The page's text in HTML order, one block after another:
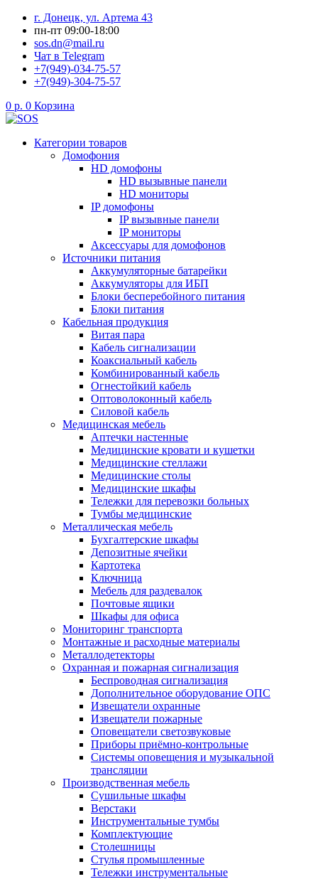
Перейти
содержимому
г. Донецк, ул. Артема 43
пн-пт 09:00-18:00
sos.dn@mail.ru
Чат в Telegram
+7(949)-034-75-57
+7(949)-304-75-57
0 р. 0 Корзина
Категории товаров
Домофония
HD домофоны
HD вызывные панели
HD мониторы
IP домофоны
IP вызывные панели
IP мониторы
Аксессуары для домофонов
Источники питания
Аккумуляторные батарейки
Аккумуляторы для ИБП
Блоки бесперебойного питания
Блоки питания
Кабельная продукция
Витая пара
Кабель сигнализации
Коаксиальный кабель
Комбинированный кабель
Огнестойкий кабель
Оптоволоконный кабель
Силовой кабель
Медицинская мебель
Аптечки настенные
Медицинские кровати и кушетки
Медицинские стеллажи
Медицинские столы
Медицинские шкафы
Тележки для перевозки больных
Тумбы медицинские
Металлическая мебель
Бухгалтерские шкафы
Депозитные ячейки
Картотека
Ключница
Мебель для раздевалок
Почтовые ящики
Шкафы для офиса
Мониторинг транспорта
Монтажные и расходные материалы
Металлодетекторы
Охранная и пожарная сигнализация
Беспроводная сигнализация
Дополнительное оборудование ОПС
Извещатели охранные
Извещатели пожарные
Оповещатели светозвуковые
Приборы приёмно-контрольные
Системы оповещения и музыкальной
трансляции
Производственная мебель
Cушильные шкафы
Верстаки
Инструментальные тумбы
Комплектующие
Столешницы
Стулья промышленные
Тележки инструментальные